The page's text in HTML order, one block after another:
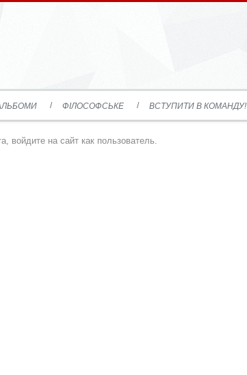
ФІЛОСОФСЬКЕ ВСТУПИТИ В КОМАНДУ!
войдите на сайт как пользователь.